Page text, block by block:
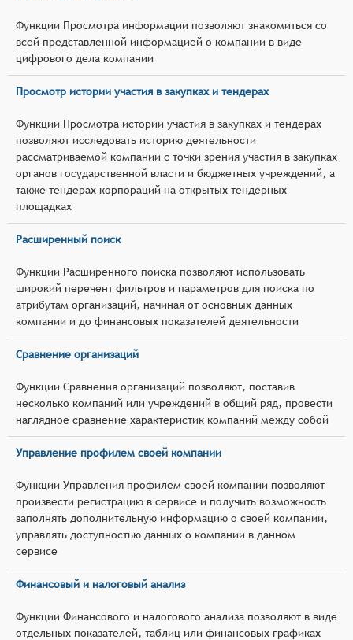
Функции Просмотра информации позволяют знакомиться со
всей представленной информацией о компании в виде
цифрового дела компании
Просмотр истории участия в закупках и тендерах
Функции Просмотра истории участия в закупках и тендерах
позволяют исследовать историю деятельности
рассматриваемой компании с точки зрения участия в закупках
органов государственной власти и бюджетных учреждений, а
также тендерах корпораций на открытых тендерных
площадках
Расширенный поиск
Функции Расширенного поиска позволяют использовать
широкий перечент фильтров и параметров для поиска по
атрибутам организаций, начиная от основных данных
компании и до финансовых показателей деятельности
Сравнение организаций
Функции Сравнения организаций позволяют, поставив
несколько компаний или учреждений в общий ряд, провести
наглядное сравнение характеристик компаний между собой
Управление профилем своей компании
Функции Управления профилем своей компании позволяют
произвести регистрацию в сервисе и получить возможность
заполнять дополнительную информацию о своей компании,
управлять доступностью данных о компании в данном
сервисе
Финансовый и налоговый анализ
Функции Финансового и налогового анализа позволяют в виде
отдельных показателей, таблиц или финансовых графиках